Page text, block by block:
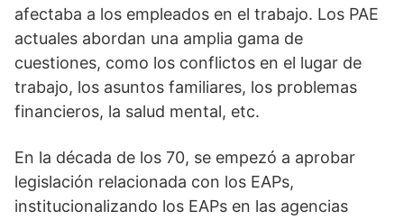
afectaba a los empleados en el trabajo. Los PAE
actuales abordan una amplia gama de
cuestiones, como los conflictos en el lugar de
trabajo, los asuntos familiares, los problemas
financieros, la salud mental, etc.
En la década de los 70, se empezó a aprobar
legislación relacionada con los EAPs,
institucionalizando los EAPs en las agencias